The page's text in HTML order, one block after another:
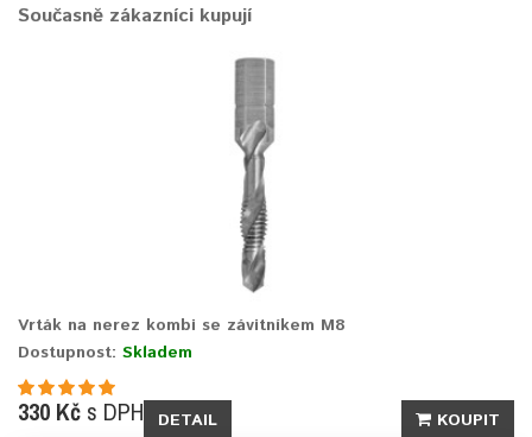
Současně zákazníci kupují
Vrták na nerez kombi se závitníkem M8
Dostupnost: Skladem
330 Kč s DPH DETAIL KOUPIT